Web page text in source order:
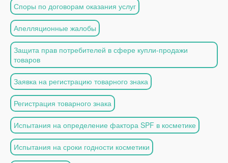
Споры по договорам оказания услуг
Апелляционные жалобы
Защита прав потребителей в сфере купли-продажи
товаров
Заявка на регистрацию товарного знака
Регистрация товарного знака
Испытания на определение фактора SPF в косметике
Испытания на сроки годности косметики